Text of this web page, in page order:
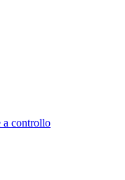
a controllo